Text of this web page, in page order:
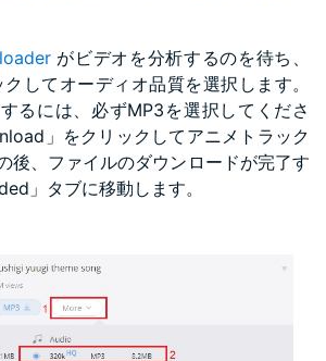
がビデオを分析するのを待ち、
クしてオーディオ品質を選択します。
るには、必ずMP3を選択してくださ
」をクリックしてアニメトラック
後、ファイルのダウンロードが完了す
」タブに移動します。